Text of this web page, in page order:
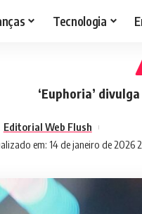
Tecnologia
‘Euphoria’
em: 14 de janeiro de 2026
Editorial Web Flush